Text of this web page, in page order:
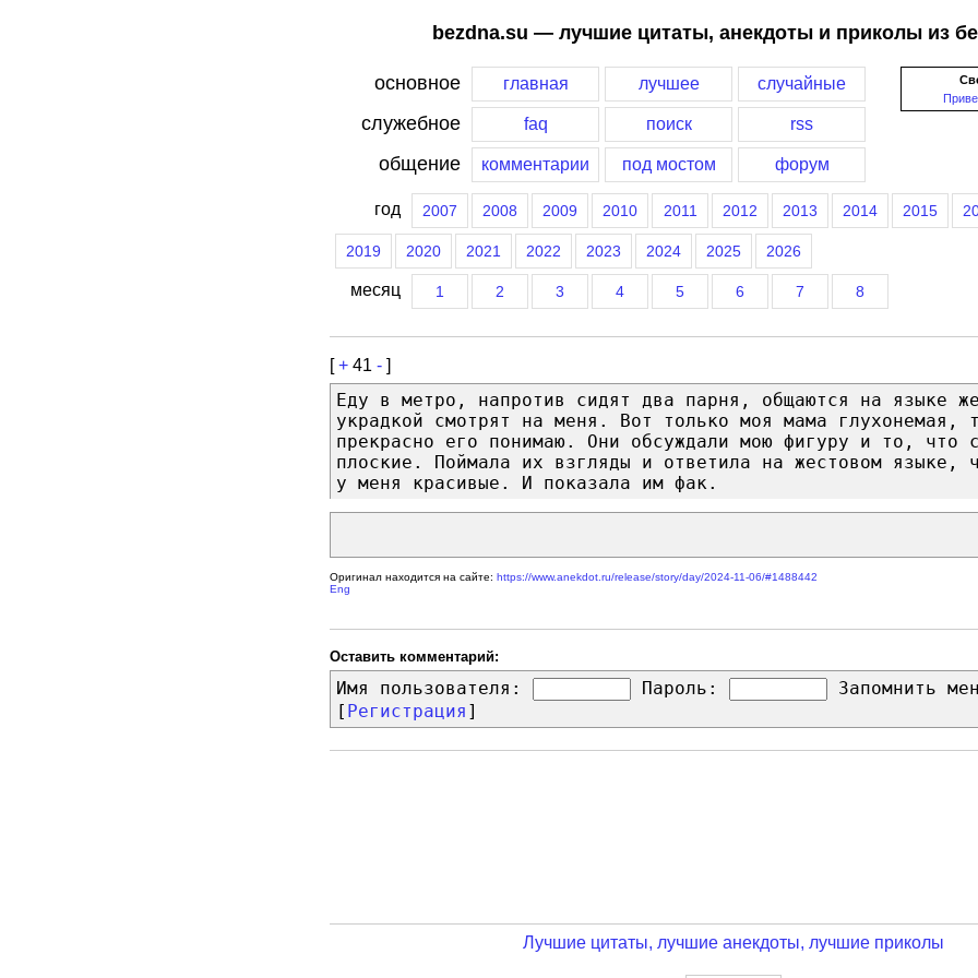
bezdna.su — лучшие цитаты, анекдоты и приколы из
основное главная лучшее случайные
служебное faq поиск rss
общение комментарии под мостом форум
год 2007 2008 2009 2010 2011 2012 2013 2014 2015
2019 2020 2021 2022 2023 2024 2025 2026
месяц 1 2 3 4 5 6 7 8
[+ 41 - ]
Еду в метро, напротив сидят два парня, общаются на языке
украдкой смотрят на меня. Вот только моя мама глухонемая,
прекрасно его понимаю. Они обсуждали мою фигуру и то, что
плоские. Поймала их взгляды и ответила на жестовом языке,
у меня красивые. И показала им фак.
Оригинал находится на сайте: https://www.anekdot.ru/release/story/day/2024-11-06/#1488442
Eng
Оставить комментарий:
Имя пользователя: Пароль:
Запомнить
[ Регистрация ]
Лучшие цитаты, лучшие анекдоты, лучшие приколы